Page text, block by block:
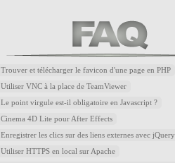
Trouver et télécharger le favicon d'une page en PHP
Utiliser VNC à la place de TeamViewer
Le point virgule est-il obligatoire en Javascript ?
Cinema 4D Lite pour After Effects
Enregistrer les clics sur des liens externes avec jQuery
Utiliser HTTPS en local sur Apache